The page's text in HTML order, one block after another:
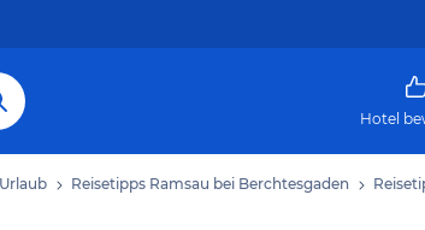
Hotel
Reisetipps Ramsau bei Berchtesgaden